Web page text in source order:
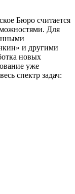
Бюро считается
Для
и другими
новых
уже
спектр задач: